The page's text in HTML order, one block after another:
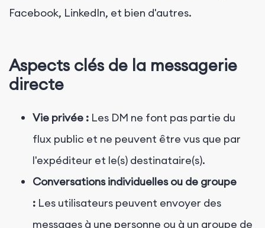
Facebook, LinkedIn, et bien d'autres.
Aspects clés de la messagerie
directe
Vie privée : Les DM ne font pas partie du
flux public et ne peuvent être vus que par
l'expéditeur et le(s) destinataire(s).
Conversations individuelles ou de groupe
: Les utilisateurs peuvent envoyer des
messages à une personne ou à un groupe de